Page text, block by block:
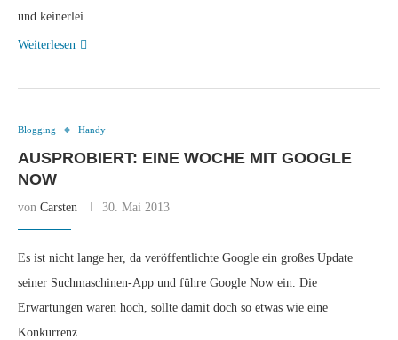
und keinerlei …
Weiterlesen
Blogging Handy
AUSPROBIERT: EINE WOCHE MIT GOOGLE
NOW
von Carsten 30. Mai 2013
Es ist nicht lange her, da veröffentlichte Google ein großes Update
seiner Suchmaschinen-App und führe Google Now ein. Die
Erwartungen waren hoch, sollte damit doch so etwas wie eine
Konkurrenz …